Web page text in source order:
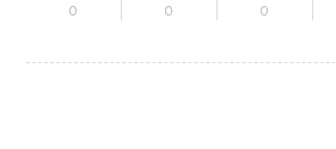
0
0
0